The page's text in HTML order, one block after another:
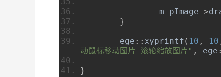
		m_pImage
->
}
	ege
:: xyprintf ( 10 , 10
动鼠标移动图片 滚轮缩放图片" , ege
}